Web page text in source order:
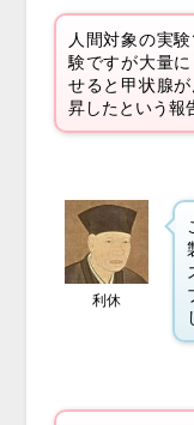
人間対象の実
験ですが大量
せると甲状腺
昇したという報
利休